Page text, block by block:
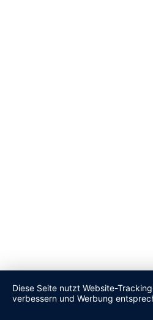
Diese Seite nutzt Website-
verbessern und Werbung